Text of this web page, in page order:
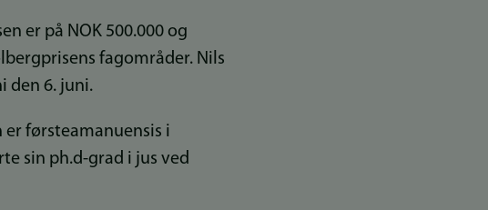
er på NOK 500.000 og
fagområder. Nils
den 6. juni.
førsteamanuensis i
sin ph.d-grad i jus ved